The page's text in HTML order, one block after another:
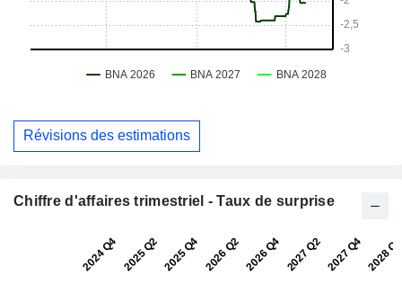
Révisions des estimations
Chiffre d'affaires trimestriel - Taux de surprise